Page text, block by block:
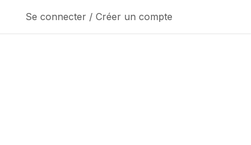
Se connecter / Créer un compte